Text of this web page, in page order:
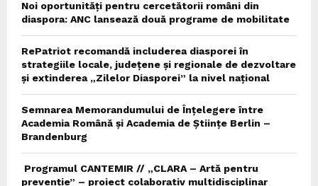
Noi oportunități pentru cercetătorii români din
diaspora: ANC lansează două programe de mobilitate
RePatriot recomandă includerea diasporei în
strategiile locale, județene și regionale de dezvoltare
și extinderea „Zilelor Diasporei” la nivel național
Semnarea Memorandumului de Înțelegere între
Academia Română și Academia de Științe Berlin –
Brandenburg
Programul CANTEMIR // „CLARA – Artă pentru
prevenție” – proiect colaborativ multidisciplinar